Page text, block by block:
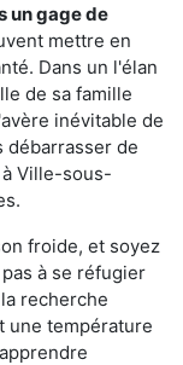
un gage de
mettre en
Dans un l'élan
de sa famille
inévitable de
débarrasser de
Ville-sous-
froide, et soyez
à se réfugier
recherche
une température